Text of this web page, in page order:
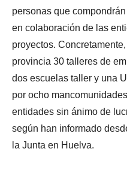
personas que
en colaboración de las
proyectos.
provincia 30 talleres de
dos escuelas taller y una
por ocho
entidades sin ánimo de
según han informado
la Junta en Huelva.